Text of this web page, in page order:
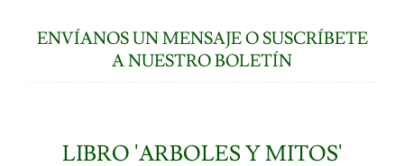
ENVÍANOS UN MENSAJE O SUSCRÍBETE
A NUESTRO BOLETÍN
LIBRO 'ARBOLES Y MITOS'